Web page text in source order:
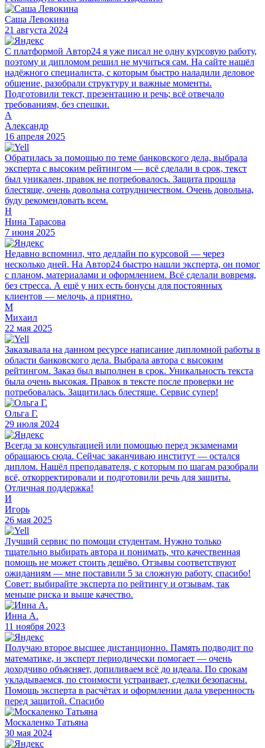
Саша Левокина
21 августа 2024
С платформой Автор24 я уже писал не одну курсовую работу,
поэтому и дипломом решил не мучиться сам. На сайте нашёл
надёжного специалиста, с которым быстро наладили деловое
общение, разобрали структуру и важные моменты.
Подготовили текст, презентацию и речь; всё отвечало
требованиям, без спешки.
А
Александр
16 апреля 2025
Обратилась за помощью по теме банковского дела, выбрала
эксперта с высоким рейтингом — всё сделали в срок, текст
был уникален, правок не потребовалось. Защита прошла
блестяще, очень довольна сотрудничеством. Очень довольна,
буду рекомендовать всем.
Н
Нина Тарасова
7 июня 2025
Недавно вспомнил, что дедлайн по курсовой — через
несколько дней. На Автор24 быстро нашли эксперта, он помог
с планом, материалами и оформлением. Всё сделали вовремя,
без стресса. А ещё у них есть бонусы для постоянных
клиентов — мелочь, а приятно.
М
Михаил
22 мая 2025
Заказывала на данном ресурсе написание дипломной работы в
области банковского дела. Выбрала автора с высоким
рейтингом. Заказ был выполнен в срок. Уникальность текста
была очень высокая. Правок в тексте после проверки не
потребовалась. Защитилась блестяще. Сервис супер!
Ольга Г.
29 июля 2024
Всегда за консультацией или помощью перед экзаменами
обращаюсь сюда. Сейчас заканчиваю институт — остался
диплом. Нашёл преподавателя, с которым по шагам разобрали
всё, откорректировали и подготовили речь для защиты.
Отличная поддержка!
И
Игорь
26 мая 2025
Лучший сервис по помощи студентам. Нужно только
тщательно выбирать автора и понимать, что качественная
помощь не может стоить дешёво. Отзывы соответствуют
ожиданиям — мне поставили 5 за сложную работу, спасибо!
Совет: выбирайте эксперта по рейтингу и отзывам, так
меньше риска и выше качество.
Инна А.
11 ноября 2023
Получаю второе высшее дистанционно. Память подводит по
математике, и эксперт периодически помогает — очень
доходчиво объясняет, допиливаем всё до идеала. По срокам
укладываемся, по стоимости устраивает, сделки безопасны.
Помощь эксперта в расчётах и оформлении дала уверенность
перед защитой. Спасибо
Москаленко Татьяна
30 мая 2024